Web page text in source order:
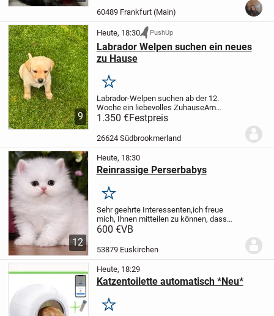
neues, liebevolles Zuhause
umziehen.Details:🩷 Alle sind...
60489 Frankfurt (Main)
9
Heute, 18:30 PushUp
Labrador Welpen suchen ein neues
zu Hause
Merken
Labrador-Welpen suchen ab der 12.
Woche ein liebevolles ZuhauseAm
23.06.2026 hat unsere Labrador-Hündin 8
gesunde Welpen zur Welt gebracht – 4
Mädchen und 4 Rüden.Die Welpen
wachsen liebevoll im...
1.350 €Festpreis
26624 Südbrookmerland
12
Heute, 18:30
Reinrassige Perserbabys
Merken
Sehr geehrte Interessenten,ich freue
mich, Ihnen mitteilen zu können, dass
eine reinrassige Perser Katze zum
03.07.2026geboren und ist nun bereit, ab
600 €VB
53879 Euskirchen
Heute, 18:29
Katzentoilette automatisch *Neu*
Merken